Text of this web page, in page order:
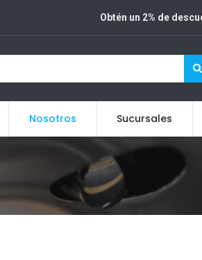
Obtén un 2% de
Nosotros Sucursales